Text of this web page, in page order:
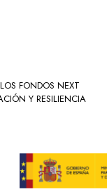
FONDOS NEXT
Y RESILIENCIA